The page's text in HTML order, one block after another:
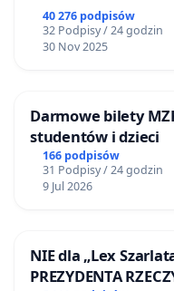
40 276 podpisów
32 Podpisy / 24 godzin
30 Nov 2025
Darmowe bilety
studentów i dzieci
166 podpisów
31 Podpisy / 24 godzin
9 Jul 2026
NIE dla „Lex
PREZYDENTA